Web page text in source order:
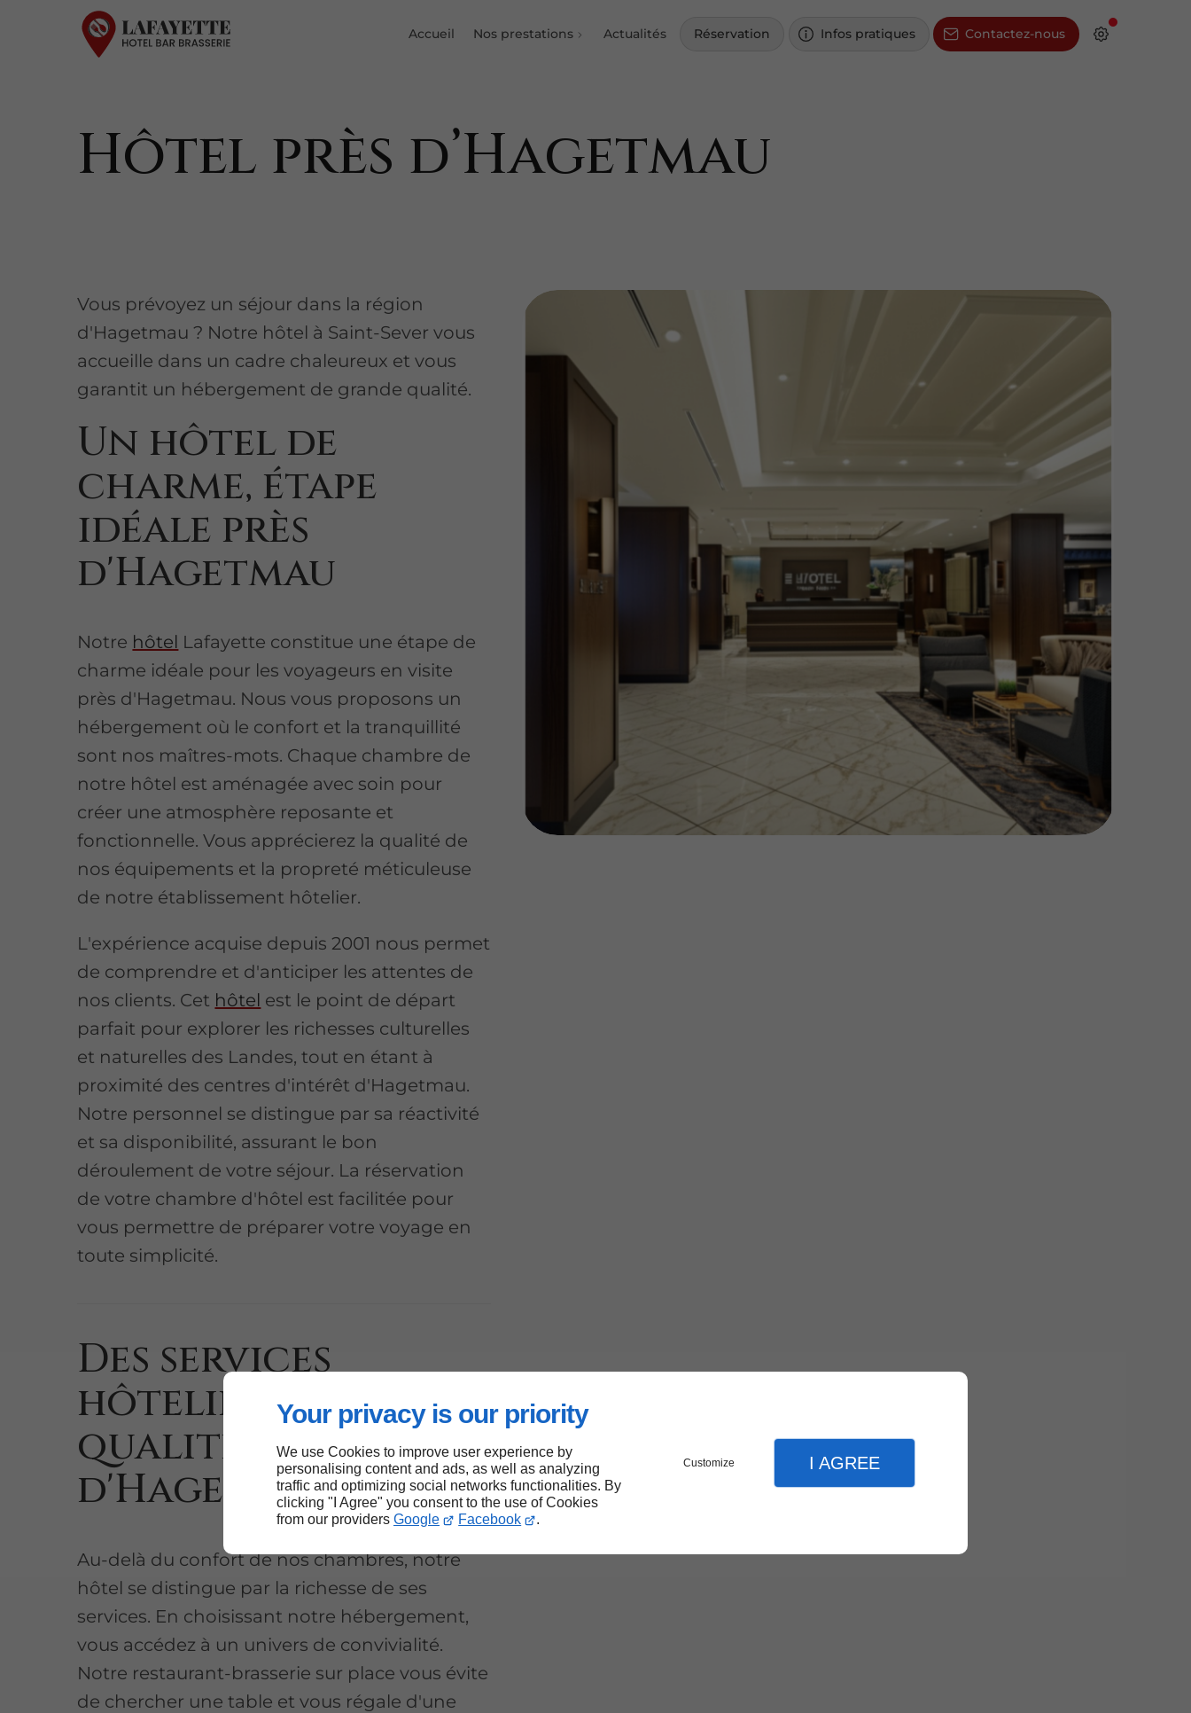
Your privacy is our priority
We use Cookies to improve user experience by
personalising content and ads, as well as analyzing
traffic and optimizing social networks functionalities. By
clicking "I Agree" you consent to the use of Cookies
from our providers Google Facebook .
Customize I AGREE
Accueil Nos prestations Actualités Réservation Infos pratiques Contactez-nous
Hôtel près d’Hagetmau
Vous prévoyez un séjour dans la région
d'Hagetmau ? Notre hôtel à Saint-Sever vous
accueille dans un cadre chaleureux et vous
garantit un hébergement de grande qualité.
Un hôtel de
charme, étape
idéale près
d'Hagetmau
Notre hôtel Lafayette constitue une étape de
charme idéale pour les voyageurs en visite
près d'Hagetmau. Nous vous proposons un
hébergement où le confort et la tranquillité
sont nos maîtres-mots. Chaque chambre de
notre hôtel est aménagée avec soin pour
créer une atmosphère reposante et
fonctionnelle. Vous apprécierez la qualité de
nos équipements et la propreté méticuleuse
de notre établissement hôtelier.
L'expérience acquise depuis 2001 nous permet
de comprendre et d'anticiper les attentes de
nos clients. Cet hôtel est le point de départ
parfait pour explorer les richesses culturelles
et naturelles des Landes, tout en étant à
proximité des centres d'intérêt d'Hagetmau.
Notre personnel se distingue par sa réactivité
et sa disponibilité, assurant le bon
déroulement de votre séjour. La réservation
de votre chambre d'hôtel est facilitée pour
vous permettre de préparer votre voyage en
toute simplicité.
Des services
hôteliers de
qualité à côté
d'Hagetmau
Au-delà du confort de nos chambres, notre
hôtel se distingue par la richesse de ses
services. En choisissant notre hébergement,
vous accédez à un univers de convivialité.
Notre restaurant-brasserie sur place vous évite
de chercher une table et vous régale d'une